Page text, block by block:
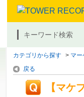
キーワード検索
カテゴリから探す > マー
戻る
【マケ